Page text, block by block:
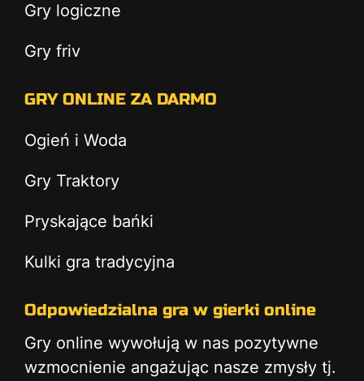
Gry logiczne
Gry friv
GRY ONLINE ZA DARMO
Ogień i Woda
Gry Traktory
Pryskające bańki
Kulki gra tradycyjna
Odpowiedzialna gra w gierki online
Gry online wywołują w nas pozytywne
wzmocnienie angażując nasze zmysły tj.